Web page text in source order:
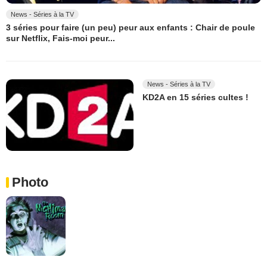
News - Séries à la TV
3 séries pour faire (un peu) peur aux enfants : Chair de poule
sur Netflix, Fais-moi peur...
News - Séries à la TV
KD2A en 15 séries cultes !
Photo